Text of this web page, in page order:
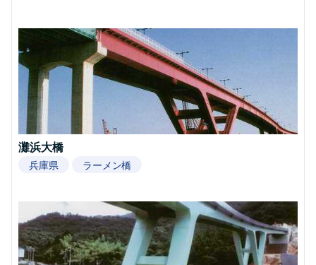
灘浜大橋
兵庫県 ラーメン橋